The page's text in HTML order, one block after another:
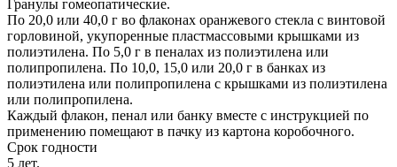
Гранулы гомеопатические.
По 20,0 или 40,0 г во флаконах оранжевого стекла с винтовой
горловиной, укупоренные пластмассовыми крышками из
полиэтилена. По 5,0 г в пеналах из полиэтилена или
полипропилена. По 10,0, 15,0 или 20,0 г в банках из
полиэтилена или полипропилена с крышками из полиэтилена
или полипропилена.
Каждый флакон, пенал или банку вместе с инструкцией по
применению помещают в пачку из картона коробочного.
Срок годности
5 лет.